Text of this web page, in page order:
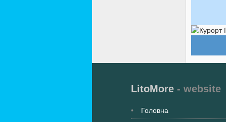
LitoMore - website
Головна